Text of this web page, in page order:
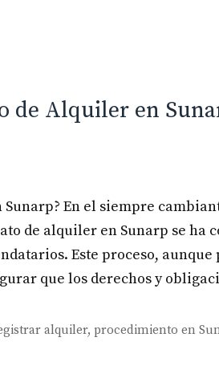
de Alquiler en
En el siempre
de alquiler en Sunarp se ha
Este proceso, aunque
que los derechos y
alquiler, procedimiento en